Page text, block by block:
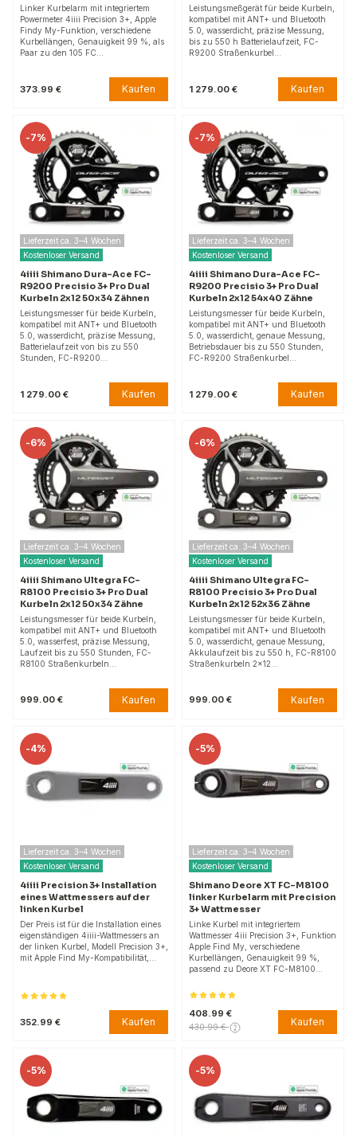
Linker Kurbelarm mit integriertem
Powermeter 4iiii Precision 3+, Apple
Findy My-Funktion, verschiedene
Kurbellängen, Genauigkeit 99 %, als
Paar zu den 105 FC…
373.99 € Kaufen
Leistungsmeßgerät für beide Kurbeln,
kompatibel mit ANT+ und Bluetooth
5.0, wasserdicht, präzise Messung,
bis zu 550 h Batterielaufzeit, FC-
R9200 Straßenkurbel…
1 279.00 € Kaufen
-7%
Lieferzeit ca. 3–4 Wochen
Kostenloser Versand
4iiii Shimano Dura-Ace FC-
R9200 Precisio 3+ Pro Dual
Kurbeln 2x12 50x34 Zähnen
Leistungsmesser für beide Kurbeln,
kompatibel mit ANT+ und Bluetooth
5.0, wasserdicht, präzise Messung,
Batterielaufzeit von bis zu 550
Stunden, FC-R9200…
1 279.00 € Kaufen
-7%
Lieferzeit ca. 3–4 Wochen
Kostenloser Versand
4iiii Shimano Dura-Ace FC-
R9200 Precisio 3+ Pro Dual
Kurbeln 2x12 54x40 Zähne
Leistungsmesser für beide Kurbeln,
kompatibel mit ANT+ und Bluetooth
5.0, wasserdicht, genaue Messung,
Betriebsdauer bis zu 550 Stunden,
FC-R9200 Straßenkurbel…
1 279.00 € Kaufen
-6%
Lieferzeit ca. 3–4 Wochen
Kostenloser Versand
4iiii Shimano Ultegra FC-
R8100 Precisio 3+ Pro Dual
Kurbeln 2x12 50x34 Zähne
Leistungsmesser für beide Kurbeln,
kompatibel mit ANT+ und Bluetooth
5.0, wasserfest, präzise Messung,
Laufzeit bis zu 550 Stunden, FC-
R8100 Straßenkurbeln…
999.00 € Kaufen
-6%
Lieferzeit ca. 3–4 Wochen
Kostenloser Versand
4iiii Shimano Ultegra FC-
R8100 Precisio 3+ Pro Dual
Kurbeln 2x12 52x36 Zähne
Leistungsmesser für beide Kurbeln,
kompatibel mit ANT+ und Bluetooth
5.0, wasserdicht, genaue Messung,
Akkulaufzeit bis zu 550 h, FC-R8100
Straßenkurbeln 2x12…
999.00 € Kaufen
-4%
Lieferzeit ca. 3–4 Wochen
Kostenloser Versand
4iiii Precision 3+ Installation
eines Wattmessers auf der
linken Kurbel
Der Preis ist für die Installation eines
eigenständigen 4iiii-Wattmessers an
der linken Kurbel, Modell Precision 3+,
mit Apple Find My-Kompatibilität,…
352.99 € Kaufen
-5%
Lieferzeit ca. 3–4 Wochen
Kostenloser Versand
Shimano Deore XT FC-M8100
linker Kurbelarm mit Precision
3+ Wattmesser
Linke Kurbel mit integriertem
Wattmesser 4iii Precision 3+, Funktion
Apple Find My, verschiedene
Kurbellängen, Genauigkeit 99 %,
passend zu Deore XT FC-M8100…
408.99 €
430.99 € Kaufen
-5% -5%